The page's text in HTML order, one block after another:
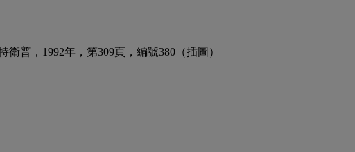
衛普，1992年，第309頁，編號380（插圖）